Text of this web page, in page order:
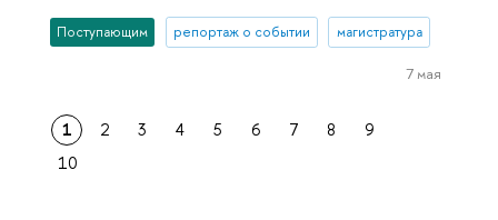
Поступающим репортаж о событии магистратура
7 мая
1 2 3 4 5 6 7 8
9
10